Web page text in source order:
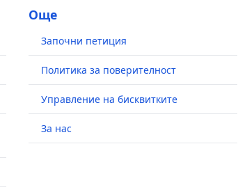
Още
Започни петиция
Политика за поверителност
Управление на бисквитките
За нас